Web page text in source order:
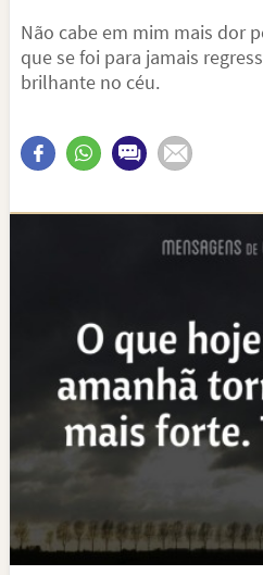
Não cabe em mim mais dor
que se foi para jamais
brilhante no céu.